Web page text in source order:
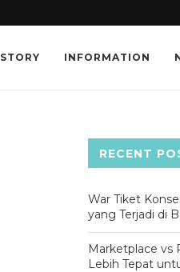
STORY INFORMATION
RECENT
War Tiket
yang Terjadi di
Marketplace vs
Lebih Tepat